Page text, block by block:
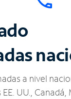
a nivel
UU., Canadá,